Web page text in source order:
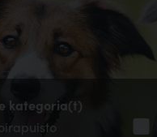
kategoria(t)